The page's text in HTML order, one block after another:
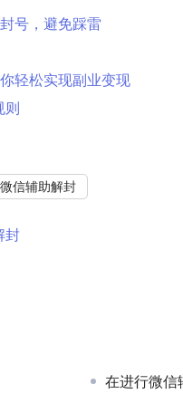
号，避免踩雷
轻松实现副业变现
则
微信辅助解封
封
在进行微信